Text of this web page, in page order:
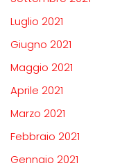
Luglio 2021
Giugno 2021
Maggio 2021
Aprile 2021
Marzo 2021
Febbraio 2021
Gennaio 2021